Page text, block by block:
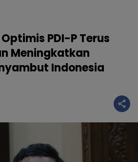
PDI-P Terus
Meningkatkan
Indonesia